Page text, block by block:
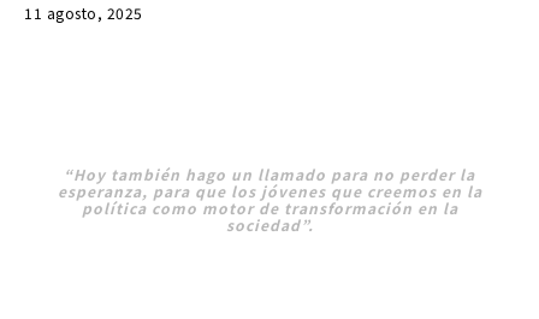
11 agosto, 2025
“Hoy también hago un llamado para no perder la
esperanza, para que los jóvenes que creemos en la
política como motor de transformación en la
sociedad”.